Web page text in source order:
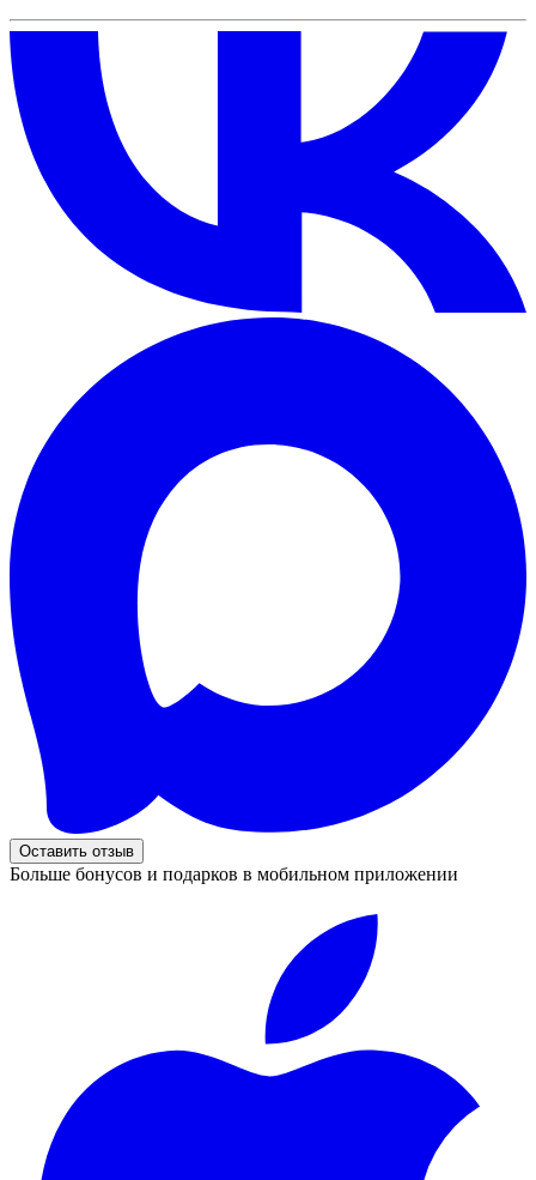
Оставить отзыв
Больше бонусов и подарков в мобильном приложении